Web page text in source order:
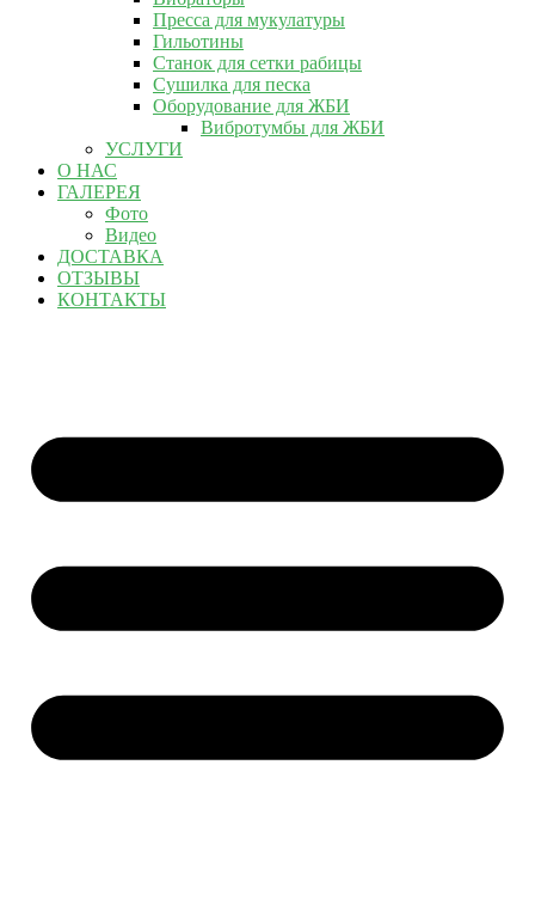
Пресса для мукулатуры
Гильотины
Станок для сетки рабицы
Сушилка для песка
Оборудование для ЖБИ
Вибротумбы для ЖБИ
УСЛУГИ
О НАС
ГАЛЕРЕЯ
Фото
Видео
ДОСТАВКА
ОТЗЫВЫ
КОНТАКТЫ